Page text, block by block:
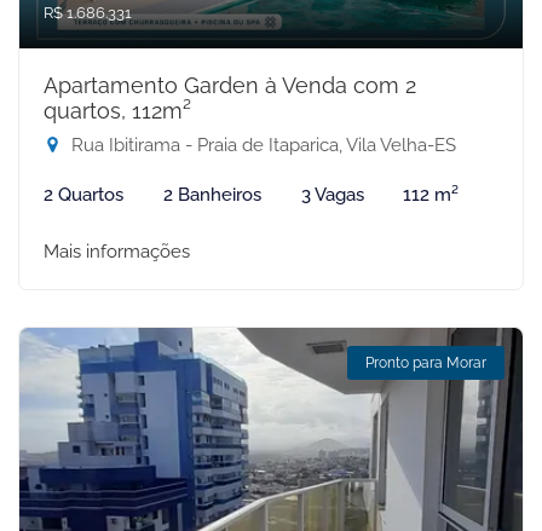
R$ 1.686.331
Apartamento Garden à Venda com 2
quartos, 112m²
Rua Ibitirama - Praia de Itaparica, Vila Velha-ES
2 Quartos 2 Banheiros 3 Vagas 112 m²
Mais informações
Pronto para Morar